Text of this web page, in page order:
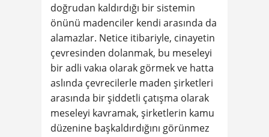
doğrudan kaldırdığı bir sistemin
önünü madenciler kendi arasında da
alamazlar. Netice itibariyle, cinayetin
çevresinden dolanmak, bu meseleyi
bir adli vakıa olarak görmek ve hatta
aslında çevrecilerle maden şirketleri
arasında bir şiddetli çatışma olarak
meseleyi kavramak, şirketlerin kamu
düzenine başkaldırdığını görünmez